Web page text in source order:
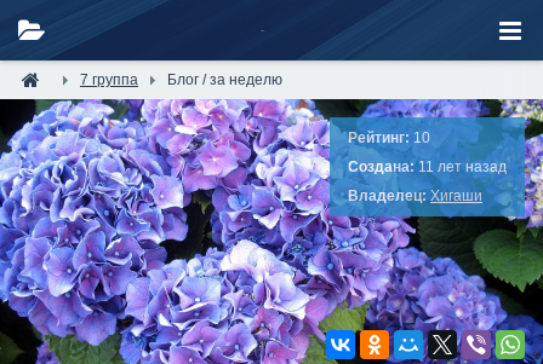
7 группа Блог / за неделю
Рейтинг: 10
Создана: 11 лет назад
Владелец: Хигаши